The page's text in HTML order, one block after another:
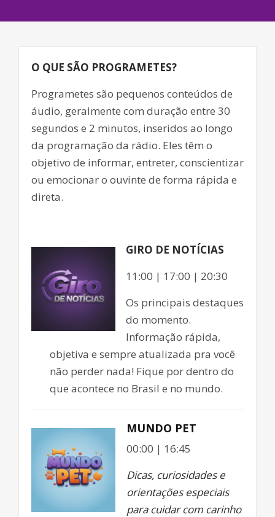
O QUE SÃO PROGRAMETES?
Programetes são pequenos conteúdos de
áudio, geralmente com duração entre 30
segundos e 2 minutos, inseridos ao longo
da programação da rádio. Eles têm o
objetivo de informar, entreter, conscientizar
ou emocionar o ouvinte de forma rápida e
direta.
GIRO DE NOTÍCIAS
11:00 | 17:00 | 20:30
Os principais destaques
do momento.
Informação rápida,
objetiva e sempre atualizada pra você
não perder nada! Fique por dentro do
que acontece no Brasil e no mundo.
MUNDO PET
00:00 | 16:45
Dicas, curiosidades e
orientações especiais
para cuidar com carinho